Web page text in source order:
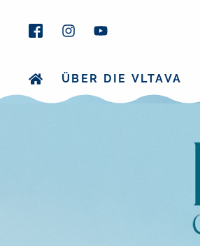
ÜBER DIE VLTAVA